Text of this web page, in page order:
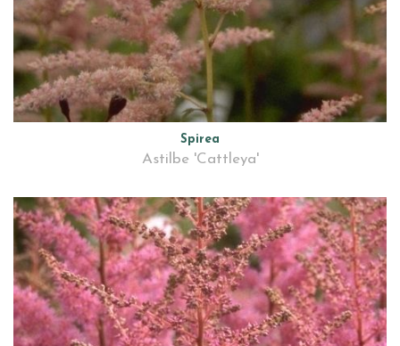
Spirea
Astilbe 'Cattleya'